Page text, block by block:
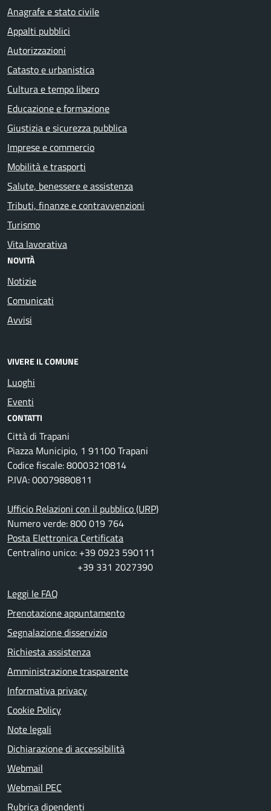
Anagrafe e stato civile
Appalti pubblici
Autorizzazioni
Catasto e urbanistica
Cultura e tempo libero
Educazione e formazione
Giustizia e sicurezza pubblica
Imprese e commercio
Mobilità e trasporti
Salute, benessere e assistenza
Tributi, finanze e contravvenzioni
Turismo
Vita lavorativa
NOVITÀ
Notizie
Comunicati
Avvisi
VIVERE IL COMUNE
Luoghi
Eventi
CONTATTI
Città di Trapani
Piazza Municipio, 1 91100 Trapani
Codice fiscale: 80003210814
P.IVA: 00079880811
Ufficio Relazioni con il pubblico (URP)
Numero verde: 800 019 764
Posta Elettronica Certificata
Centralino unico: +39 0923 590111
+39 331 2027390
Leggi le FAQ
Prenotazione appuntamento
Segnalazione disservizio
Richiesta assistenza
Amministrazione trasparente
Informativa privacy
Cookie Policy
Note legali
Dichiarazione di accessibilità
Webmail
Webmail PEC
Rubrica dipendenti